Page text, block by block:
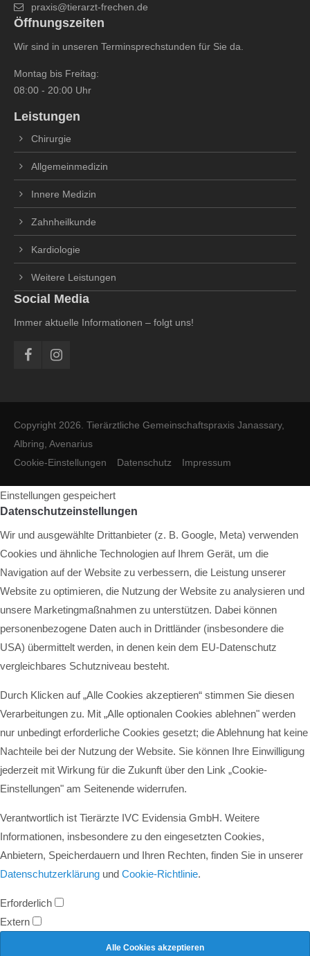
praxis@tierarzt-frechen.de
Öffnungszeiten
Wir sind in unseren Terminsprechstunden für Sie da.
Montag bis Freitag:
08:00 - 20:00 Uhr
Leistungen
Chirurgie
Allgemeinmedizin
Innere Medizin
Zahnheilkunde
Kardiologie
Weitere Leistungen
Social Media
Immer aktuelle Informationen – folgt uns!
Copyright 2026. Tierärztliche Gemeinschaftspraxis Janassary,
Albring, Avenarius
Cookie-Einstellungen
Datenschutz Impressum
Einstellungen gespeichert
Datenschutzeinstellungen
Wir und ausgewählte Drittanbieter (z. B. Google, Meta) verwenden
Cookies und ähnliche Technologien auf Ihrem Gerät, um die
Navigation auf der Website zu verbessern, die Leistung unserer
Website zu optimieren, die Nutzung der Website zu analysieren und
unsere Marketingmaßnahmen zu unterstützen. Dabei können
personenbezogene Daten auch in Drittländer (insbesondere die
USA) übermittelt werden, in denen kein dem EU-Datenschutz
vergleichbares Schutzniveau besteht.
Durch Klicken auf „Alle Cookies akzeptieren“ stimmen Sie diesen
Verarbeitungen zu. Mit „Alle optionalen Cookies ablehnen" werden
nur unbedingt erforderliche Cookies gesetzt; die Ablehnung hat keine
Nachteile bei der Nutzung der Website. Sie können Ihre Einwilligung
jederzeit mit Wirkung für die Zukunft über den Link „Cookie-
Einstellungen" am Seitenende widerrufen.
Verantwortlich ist Tierärzte IVC Evidensia GmbH. Weitere
Informationen, insbesondere zu den eingesetzten Cookies,
Anbietern, Speicherdauern und Ihren Rechten, finden Sie in unserer
Datenschutzerklärung und Cookie-Richtlinie.
Erforderlich
Extern